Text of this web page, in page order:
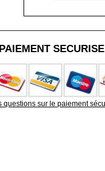
SECURISE
questions sur le paiement